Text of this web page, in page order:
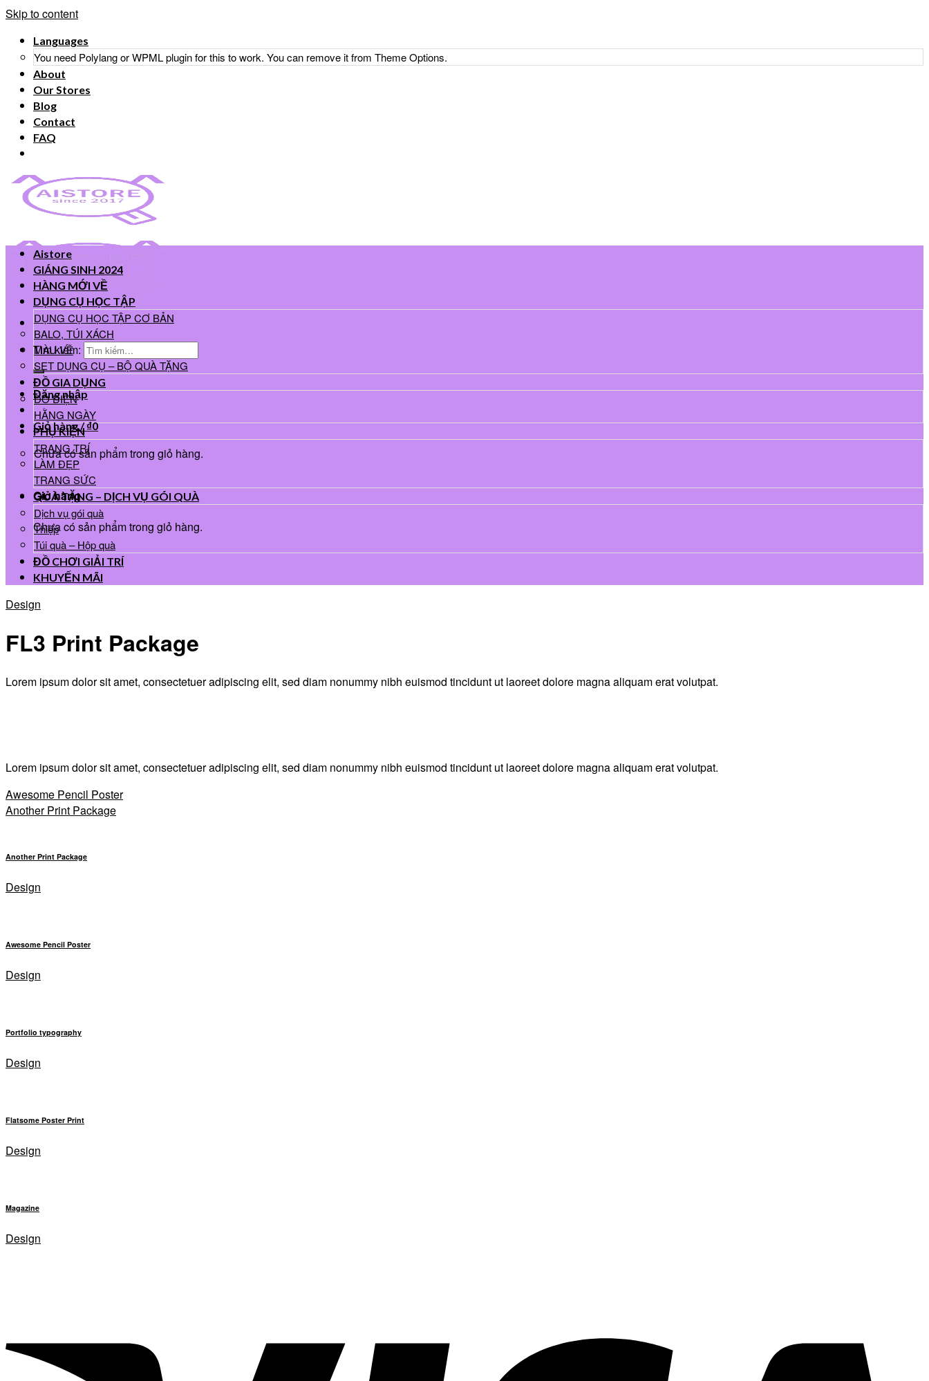
Skip to content
Languages
You need Polylang or WPML plugin for this to work. You can remove it from Theme Options.
About
Our Stores
Blog
Contact
FAQ
Tìm kiếm:
Đăng nhập
Giỏ hàng /₫0
Chưa có sản phẩm trong giỏ hàng.
Giỏ hàng
Chưa có sản phẩm trong giỏ hàng.
Aistore
GIÁNG SINH 2024
HÀNG MỚI VỀ
DỤNG CỤ HỌC TẬP
DỤNG CỤ HỌC TẬP CƠ BẢN
BALO, TÚI XÁCH
MÀU VẼ
SET DỤNG CỤ – BỘ QUÀ TẶNG
ĐỒ GIA DỤNG
ĐỒ ĐIỆN
HẰNG NGÀY
PHỤ KIỆN
TRANG TRÍ
LÀM ĐẸP
TRANG SỨC
QUÀ TẶNG – DỊCH VỤ GÓI QUÀ
Dịch vụ gói quà
Thiệp
Túi quà – Hộp quà
ĐỒ CHƠI GIẢI TRÍ
KHUYẾN MÃI
Design
FL3 Print Package
Lorem ipsum dolor sit amet, consectetuer adipiscing elit, sed diam nonummy nibh euismod tincidunt ut laoreet dolore magna aliquam erat volutpat.
Lorem ipsum dolor sit amet, consectetuer adipiscing elit, sed diam nonummy nibh euismod tincidunt ut laoreet dolore magna aliquam erat volutpat.
Awesome Pencil Poster
Another Print Package
Another Print Package
Design
Awesome Pencil Poster
Design
Portfolio typography
Design
Flatsome Poster Print
Design
Magazine
Design